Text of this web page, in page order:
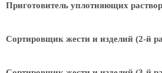
Приготовитель уплотняющих
Сортировщик жести и изделий (2-й